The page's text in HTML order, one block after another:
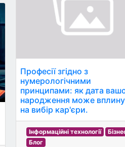
Професії згідно з
нумерологічними
принципами: як дата
народження може
на вибір кар'єри.
Інформаційні технології
Блог